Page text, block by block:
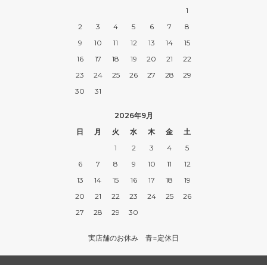
1
2
3 4 5 6 7
8
9
10 11 12 13 14
15
16
17 18 19 20 21
22
23
24 25 26 27 28
29
30
31
2026年9月
日
月 火 水 木 金
土
1
2 3 4
5
6
7 8 9 10 11
12
13
14 15 16 17 18
19
20
21 22 23 24 25
26
27
28 29 30
実店舗のお休み 青=定休日